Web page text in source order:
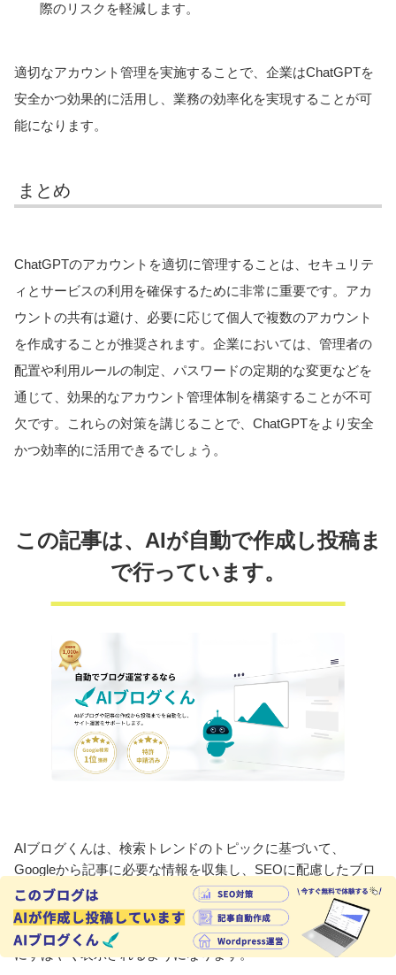
際のリスクを軽減します。
適切なアカウント管理を実施することで、企業はChatGPTを
安全かつ効果的に活用し、業務の効率化を実現することが可
能になります。
まとめ
ChatGPTのアカウントを適切に管理することは、セキュリテ
ィとサービスの利用を確保するために非常に重要です。アカ
ウントの共有は避け、必要に応じて個人で複数のアカウント
を作成することが推奨されます。企業においては、管理者の
配置や利用ルールの制定、パスワードの定期的な変更などを
通じて、効果的なアカウント管理体制を構築することが不可
欠です。これらの対策を講じることで、ChatGPTをより安全
かつ効率的に活用できるでしょう。
この記事は、AIが自動で作成し投稿ま
で行っています。
AIブログくんは、検索トレンドのトピックに基づいて、
Googleから記事に必要な情報を収集し、SEOに配慮したブロ
グの作成、記事内への画像挿入、タイトル・メタディスクリ
プションタグの設定、そして投稿まで自動化できます。ま
た、Googleへのインデックス送信も行いますので、検索結果
にすばやく表示されるようになります。